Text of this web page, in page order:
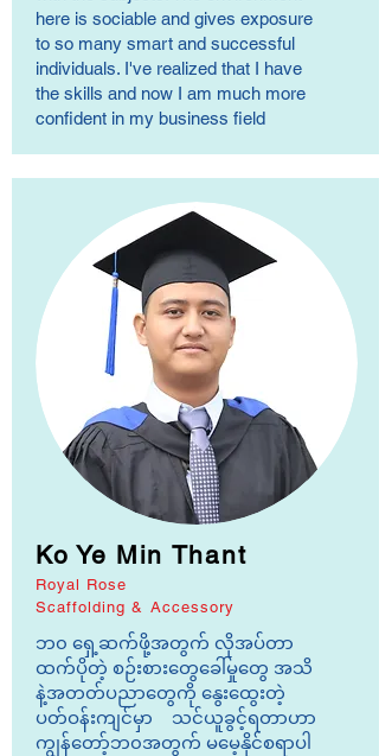
here is sociable and gives exposure
to so many smart and successful
individuals. I've realized that I have
the skills and now I am much more
confident in my business field
Ko Ye Min Thant
Royal Rose
Scaffolding & Accessory
​ဘ၀ ရှေ့ဆက်ဖို့အတွက် လိုအပ်တာ
ထက်ပိုတဲ့ စဉ်းစားတွေခေါ်မှုတွေ အသိ
နဲ့အတတ်ပညာတွေကို နွေးထွေးတဲ့
ပတ်ဝန်းကျင်မှာ သင်ယူခွင့်ရတာဟာ
ကျွန်တော့်ဘ၀အတွက် မမေ့နိုင်စရာပါ